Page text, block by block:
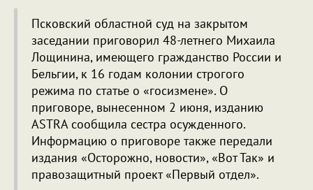
Псковский областной суд на закрытом
заседании приговорил 48-летнего Михаила
Лощинина, имеющего гражданство России и
Бельгии, к 16 годам колонии строгого
режима по статье о «госизмене». О
приговоре, вынесенном 2 июня, изданию
ASTRA сообщила сестра осужденного.
Информацию о приговоре также передали
издания «Осторожно, новости», «Вот Так» и
правозащитный проект «Первый отдел».